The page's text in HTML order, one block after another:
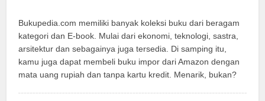
Bukupedia.com memiliki banyak koleksi buku dari beragam
kategori dan E-book. Mulai dari ekonomi, teknologi, sastra,
arsitektur dan sebagainya juga tersedia. Di samping itu,
kamu juga dapat membeli buku impor dari Amazon dengan
mata uang rupiah dan tanpa kartu kredit. Menarik, bukan?